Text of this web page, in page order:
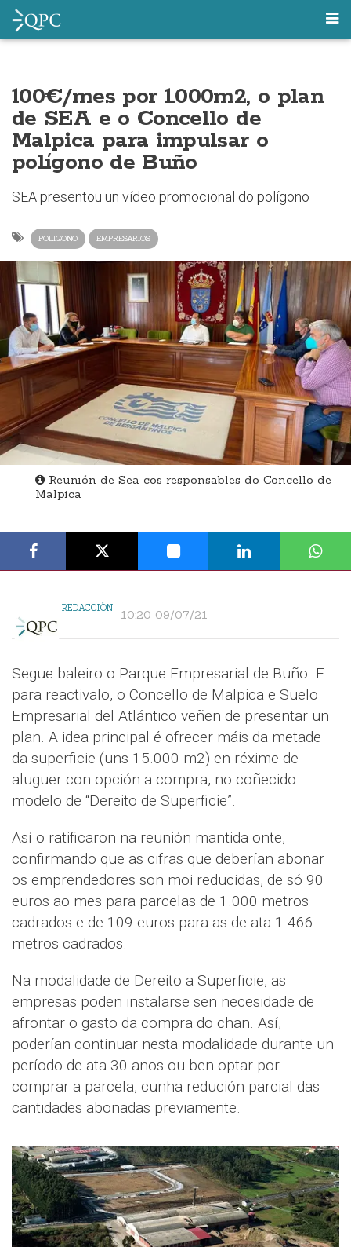
100€/mes por 1.000m2, o plan
de SEA e o Concello de
Malpica para impulsar o
polígono de Buño
SEA presentou un vídeo promocional do polígono
POLIGONO EMPRESARIOS
Reunión de Sea cos responsables do Concello de
Malpica
REDACCIÓN 10:20 09/07/21
Segue baleiro o Parque Empresarial de Buño. E
para reactivalo, o Concello de Malpica e Suelo
Empresarial del Atlántico veñen de presentar un
plan. A idea principal é ofrecer máis da metade
da superficie (uns 15.000 m2) en réxime de
aluguer con opción a compra, no coñecido
modelo de “Dereito de Superficie”.
Así o ratificaron na reunión mantida onte,
confirmando que as cifras que deberían abonar
os emprendedores son moi reducidas, de só 90
euros ao mes para parcelas de 1.000 metros
cadrados e de 109 euros para as de ata 1.466
metros cadrados.
Na modalidade de Dereito a Superficie, as
empresas poden instalarse sen necesidade de
afrontar o gasto da compra do chan. Así,
poderían continuar nesta modalidade durante un
período de ata 30 anos ou ben optar por
comprar a parcela, cunha redución parcial das
cantidades abonadas previamente.